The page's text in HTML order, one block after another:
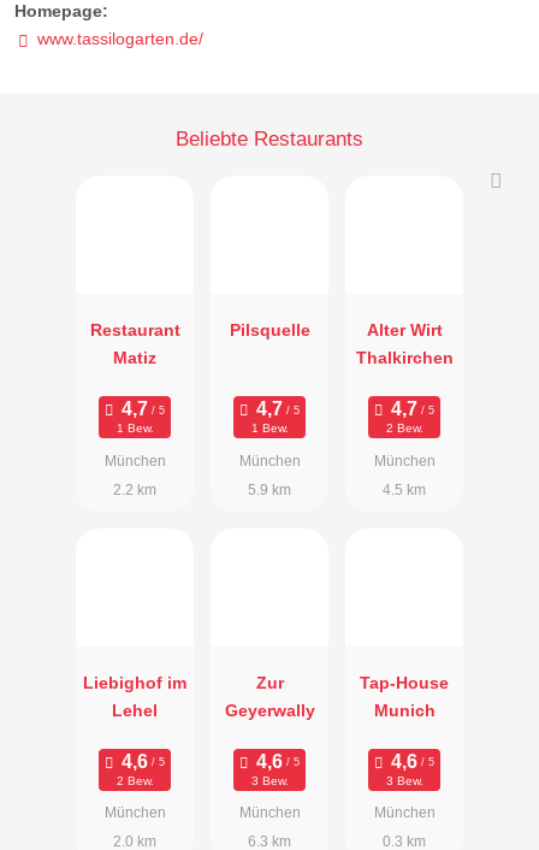
Homepage:
www.tassilogarten.de/
Beliebte Restaurants
Restaurant
Matiz
1 Bew.
München
2.2 km
Pilsquelle
1 Bew.
München
5.9 km
Alter Wirt
Thalkirchen
2 Bew.
München
4.5 km
Liebighof im
Lehel
2 Bew.
München
2.0 km
Zur
Geyerwally
3 Bew.
München
6.3 km
Tap-House
Munich
3 Bew.
München
0.3 km